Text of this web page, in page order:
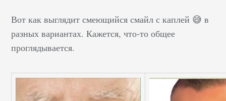
Вот как выглядит смеющийся смайл с каплей 😅 в
разных вариантах. Кажется, что-то общее
проглядывается.